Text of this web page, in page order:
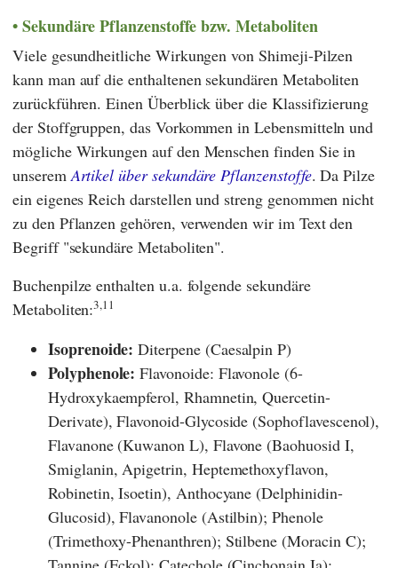
Sekundäre Pflanzenstoffe bzw. Metaboliten
Viele gesundheitliche Wirkungen von Shimeji-Pilzen
kann man auf die enthaltenen sekundären Metaboliten
zurückführen. Einen Überblick über die Klassifizierung
der Stoffgruppen, das Vorkommen in Lebensmitteln und
mögliche Wirkungen auf den Menschen finden Sie in
unserem Artikel über sekundäre Pflanzenstoffe. Da Pilze
ein eigenes Reich darstellen und streng genommen nicht
zu den Pflanzen gehören, verwenden wir im Text den
Begriff "sekundäre Metaboliten".
Buchenpilze enthalten u.a. folgende sekundäre
Metaboliten:3,11
Isoprenoide: Diterpene (Caesalpin P)
Polyphenole: Flavonoide: Flavonole (6-
Hydroxykaempferol, Rhamnetin, Quercetin-
Derivate), Flavonoid-Glycoside (Sophoflavescenol),
Flavanone (Kuwanon L), Flavone (Baohuosid I,
Smiglanin, Apigetrin, Heptemethoxyflavon,
Robinetin, Isoetin), Anthocyane (Delphinidin-
Glucosid), Flavanonole (Astilbin); Phenole
(Trimethoxy-Phenanthren); Stilbene (Moracin C);